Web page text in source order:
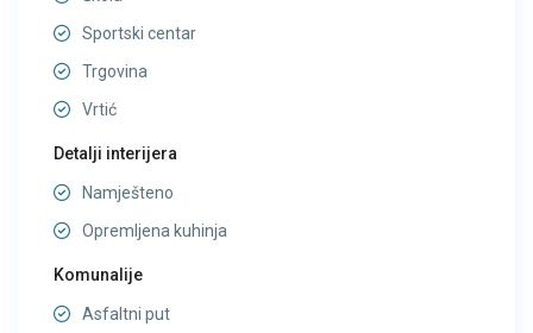
Sportski centar
Trgovina
Vrtić
Detalji interijera
Namješteno
Opremljena kuhinja
Komunalije
Asfaltni put